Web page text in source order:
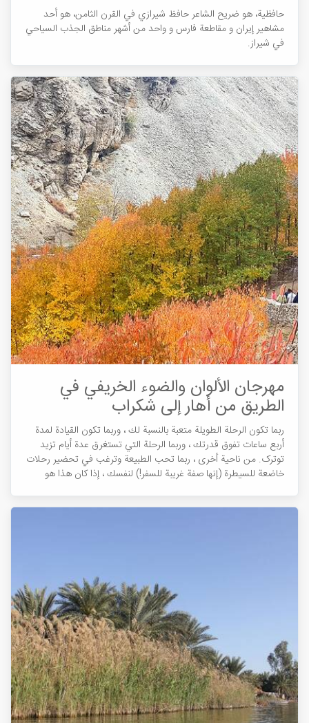
حافظية، هو ضريح الشاعر حافظ شيرازي في القرن الثامن، هو أحد
مشاهير إيران و مقاطعة فارس و واحد من أشهر مناطق الجذب السياحي
في شيراز.
مهرجان الألوان والضوء الخريفي في
الطريق من أهار إلى شكراب
ربما تكون الرحلة الطويلة متعبة بالنسبة لك ، وربما تكون القيادة لمدة
أربع ساعات تفوق قدرتك ، وربما الرحلة التي تستغرق عدة أيام تزید
توترک. من ناحية أخرى ، ربما تحب الطبيعة وترغب في تحضير رحلات
خاضعة للسیطرة (إنها صفة غريبة للسفر!) لنفسك ، إذا كان هذا هو